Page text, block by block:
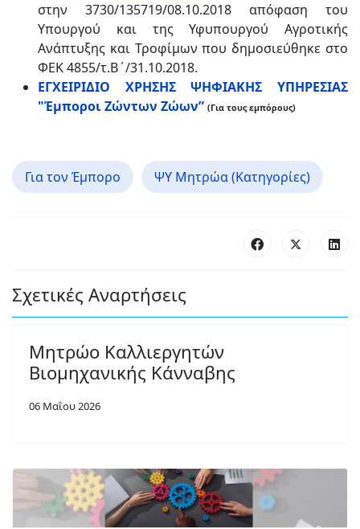
στην 3730/135719/08.10.2018 απόφαση του
Υπουργού και της Υφυπουργού Αγροτικής
Ανάπτυξης και Τροφίμων που δημοσιεύθηκε στο
ΦΕΚ 4855/τ.Β΄/31.10.2018.
ΕΓΧΕΙΡΙΔΙΟ ΧΡΗΣΗΣ ΨΗΦΙΑΚΗΣ ΥΠΗΡΕΣΙΑΣ
"Έμποροι Ζώντων Ζώων” (Για τους εμπόρους)
Για τον Έμπορο ΨΥ Μητρώα (Κατηγορίες)
Σχετικές Αναρτήσεις
Μητρώο Καλλιεργητών
Βιομηχανικής Κάνναβης
06 Μαΐου 2026